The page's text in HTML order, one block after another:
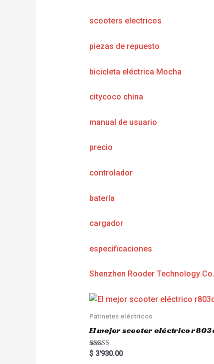
scooters electricos
piezas de repuesto
bicicleta eléctrica Mocha
citycoco china
manual de usuario
precio
controlador
batería
cargador
especificaciones
Shenzhen Rooder Technology
Patinetes eléctricos
El mejor scooter eléctrico
Rated
5.00
$3'930.00